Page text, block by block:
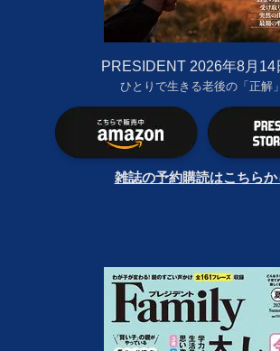
PRESIDENT 2026年8月14
ひとりで生きる老後の「正解」
雑誌の予約購読はこちらか